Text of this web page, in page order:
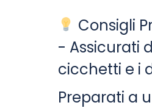
Consigli
- Assicurati
cicchetti e i
Preparati a